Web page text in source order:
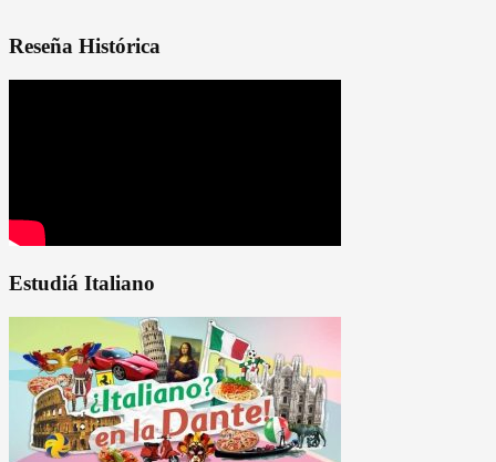
Reseña Histórica
Estudiá Italiano